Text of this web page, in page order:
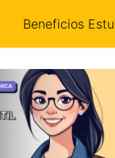
Beneficios